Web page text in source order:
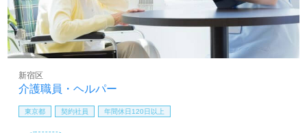
介護職員・ヘルパー
新宿区
東京都 契約社員 年間休日120日以上